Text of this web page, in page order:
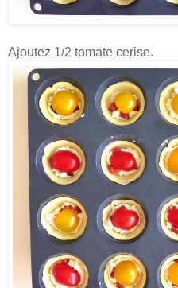
Ajoutez 1/2 tomate cerise.